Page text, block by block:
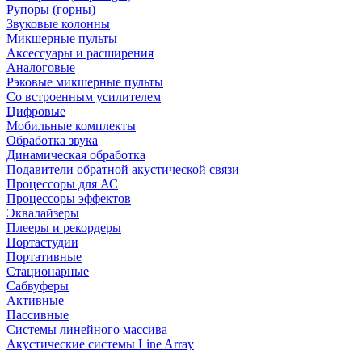
Рупоры (горны)
Звуковые колонны
Микшерные пульты
Аксессуары и расширения
Аналоговые
Рэковые микшерные пульты
Со встроенным усилителем
Цифровые
Мобильные комплекты
Обработка звука
Динамическая обработка
Подавители обратной акустической связи
Процессоры для АС
Процессоры эффектов
Эквалайзеры
Плееры и рекордеры
Портастудии
Портативные
Стационарные
Сабвуферы
Активные
Пассивные
Системы линейного массива
Акустические системы Line Array